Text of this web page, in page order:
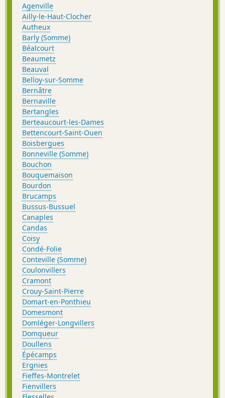
Agenville
Ailly-le-Haut-Clocher
Autheux
Barly (Somme)
Béalcourt
Beaumetz
Beauval
Belloy-sur-Somme
Bernâtre
Bernaville
Bertangles
Berteaucourt-les-Dames
Bettencourt-Saint-Ouen
Boisbergues
Bonneville (Somme)
Bouchon
Bouquemaison
Bourdon
Brucamps
Bussus-Bussuel
Canaples
Candas
Coisy
Condé-Folie
Conteville (Somme)
Coulonvillers
Cramont
Crouy-Saint-Pierre
Domart-en-Ponthieu
Domesmont
Domléger-Longvillers
Domqueur
Doullens
Épécamps
Ergnies
Fieffes-Montrelet
Fienvillers